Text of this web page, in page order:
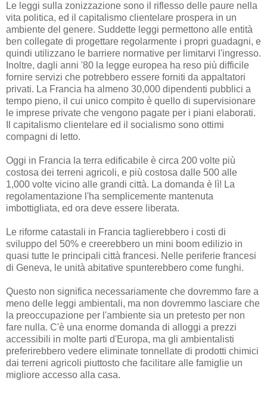
Le leggi sulla zonizzazione sono il riflesso delle paure nella
vita politica, ed il capitalismo clientelare prospera in un
ambiente del genere. Suddette leggi permettono alle entità
ben collegate di progettare regolarmente i propri guadagni, e
quindi utilizzano le barriere normative per limitarvi l'ingresso.
Inoltre, dagli anni '80 la legge europea ha reso più difficile
fornire servizi che potrebbero essere forniti da appaltatori
privati. La Francia ha almeno 30,000 dipendenti pubblici a
tempo pieno, il cui unico compito è quello di supervisionare
le imprese private che vengono pagate per i piani elaborati.
Il capitalismo clientelare ed il socialismo sono ottimi
compagni di letto.
Oggi in Francia la terra edificabile è circa 200 volte più
costosa dei terreni agricoli, e più costosa dalle 500 alle
1,000 volte vicino alle grandi città. La domanda è lì! La
regolamentazione l'ha semplicemente mantenuta
imbottigliata, ed ora deve essere liberata.
Le riforme catastali in Francia taglierebbero i costi di
sviluppo del 50% e creerebbero un mini boom edilizio in
quasi tutte le principali città francesi. Nelle periferie francesi
di Geneva, le unità abitative spunterebbero come funghi.
Questo non significa necessariamente che dovremmo fare a
meno delle leggi ambientali, ma non dovremmo lasciare che
la preoccupazione per l'ambiente sia un pretesto per non
fare nulla. C'è una enorme domanda di alloggi a prezzi
accessibili in molte parti d'Europa, ma gli ambientalisti
preferirebbero vedere eliminate tonnellate di prodotti chimici
dai terreni agricoli piuttosto che facilitare alle famiglie un
migliore accesso alla casa.